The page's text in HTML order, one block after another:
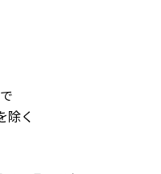
除く